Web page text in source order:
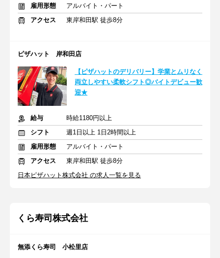
雇用形態
アルバイト・パート
アクセス
東岸和田駅 徒歩8分
ピザハット 岸和田店
【ピザハットのデリバリー】学業とムリなく
両立しやすい柔軟シフト◎バイトデビュー歓
迎★
給与
時給1180円以上
シフト
週1日以上 1日2時間以上
雇用形態
アルバイト・パート
アクセス
東岸和田駅 徒歩8分
日本ピザハット株式会社 の求人一覧を見る
くら寿司株式会社
無添くら寿司 小松里店